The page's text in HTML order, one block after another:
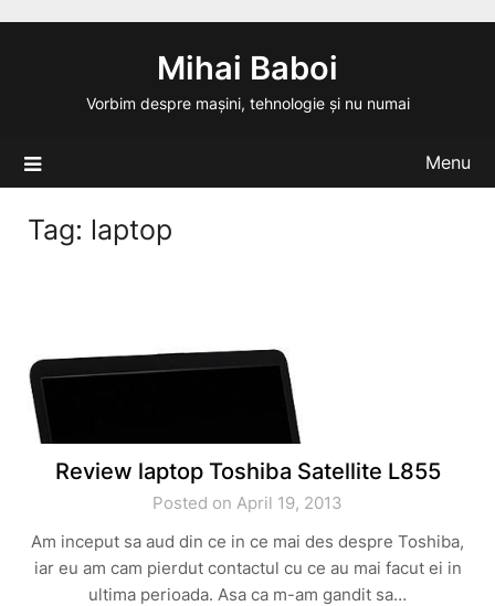
Mihai Baboi
Vorbim despre mașini, tehnologie și nu numai
Menu
Tag: laptop
Review laptop Toshiba Satellite L855
Posted on April 19, 2013
Am inceput sa aud din ce in ce mai des despre Toshiba,
iar eu am cam pierdut contactul cu ce au mai facut ei in
ultima perioada. Asa ca m-am gandit sa…